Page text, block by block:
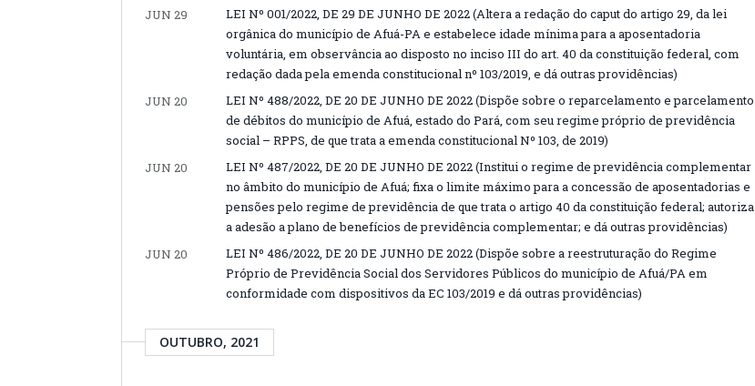
JUN 29
LEI Nº 001/2022, DE 29 DE JUNHO DE 2022 (Altera a redação do caput do artigo 29, da lei
orgânica do município de Afuá-PA e estabelece idade mínima para a aposentadoria
voluntária, em observância ao disposto no inciso III do art. 40 da constituição federal, com
redação dada pela emenda constitucional nº 103/2019, e dá outras providências)
JUN 20
LEI Nº 488/2022, DE 20 DE JUNHO DE 2022 (Dispõe sobre o reparcelamento e parcelamento
de débitos do município de Afuá, estado do Pará, com seu regime próprio de previdência
social – RPPS, de que trata a emenda constitucional Nº 103, de 2019)
JUN 20
LEI Nº 487/2022, DE 20 DE JUNHO DE 2022 (Institui o regime de previdência complementar
no âmbito do município de Afuá; fixa o limite máximo para a concessão de aposentadorias e
pensões pelo regime de previdência de que trata o artigo 40 da constituição federal; autoriza
a adesão a plano de benefícios de previdência complementar; e dá outras providências)
JUN 20
LEI Nº 486/2022, DE 20 DE JUNHO DE 2022 (Dispõe sobre a reestruturação do Regime
Próprio de Previdência Social dos Servidores Públicos do município de Afuá/PA em
conformidade com dispositivos da EC 103/2019 e dá outras providências)
OUTUBRO, 2021